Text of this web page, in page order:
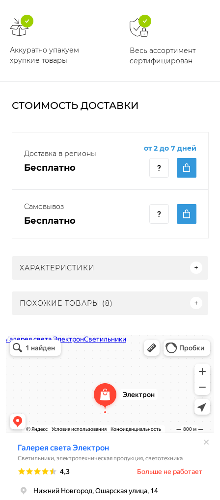
Аккуратно упакуем
хрупкие товары
Весь ассортимент
сертифицирован
СТОИМОСТЬ ДОСТАВКИ
Доставка в регионы
Бесплатно
от 2 до 7 дней
Самовывоз
Бесплатно
ХАРАКТЕРИСТИКИ
ПОХОЖИЕ ТОВАРЫ (8)
Электрон
Светильники в Нижнем Новгороде
Электротехническая продукция в Нижнем Новгороде